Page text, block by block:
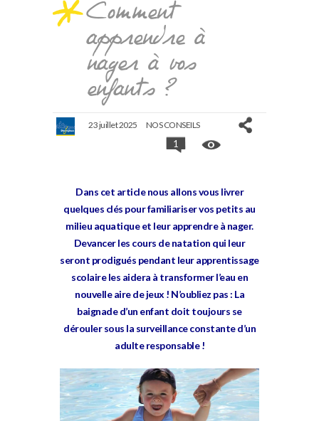
Comment
apprendre à
nager à vos
enfants ?
23 juillet 2025 NOS CONSEILS
1
Dans cet article nous allons vous livrer
quelques clés pour familiariser vos petits au
milieu aquatique et leur apprendre à nager.
Devancer les cours de natation qui leur
seront prodigués pendant leur apprentissage
scolaire les aidera à transformer l’eau en
nouvelle aire de jeux ! N’oubliez pas : La
baignade d’un enfant doit toujours se
dérouler sous la surveillance constante d’un
adulte responsable !